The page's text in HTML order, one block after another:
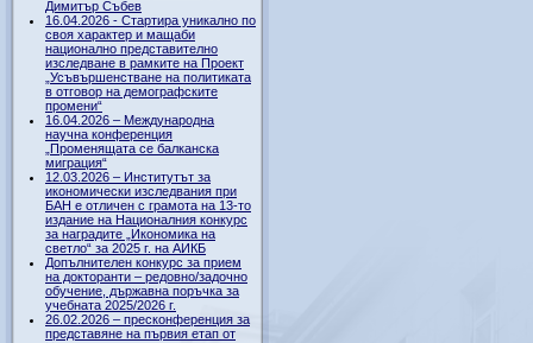
Димитър Събев
16.04.2026 - Стартира уникално по
своя характер и мащаби
национално представително
изследване в рамките на Проект
„Усъвършенстване на политиката
в отговор на демографските
промени“
16.04.2026 – Международна
научна конференция
„Променящата се балканска
миграция“
12.03.2026 – Институтът за
икономически изследвания при
БАН е отличен с грамота на 13-то
издание на Националния конкурс
за наградите „Икономика на
светло“ за 2025 г. на АИКБ
Допълнителен конкурс за прием
на докторанти – редовно/задочно
обучение, държавна поръчка за
учебната 2025/2026 г.
26.02.2026 – пресконференция за
представяне на първия етап от